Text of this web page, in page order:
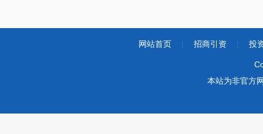
网站首页 招商引资 投
本站为非官方